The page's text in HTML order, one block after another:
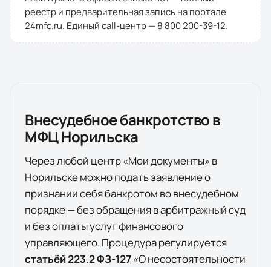
реестр и предварительная запись на портале
24mfc.ru. Единый call-центр — 8 800 200-39-12.
Внесудебное банкротство в
МФЦНорильска
Через любой центр «Мои документы» в
Норильскеможно подать заявление о
признании себя банкротом во внесудебном
порядке — без обращения в арбитражный суд
и без оплаты услуг финансового
управляющего. Процедура регулируется
статьёй 223.2 ФЗ-127«О несостоятельности